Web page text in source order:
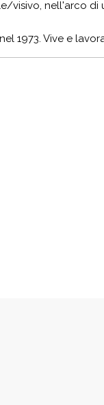
visivo, nell'arco di
1973. Vive e